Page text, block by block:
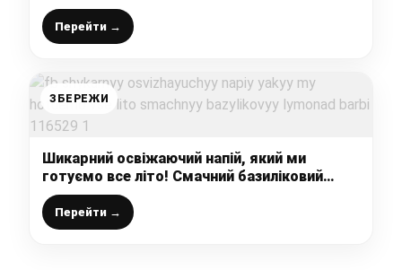
Перейти →
ЗБЕРЕЖИ
Шикарний освіжаючий напій, який ми
готуємо все літо! Смачний базиліковий
лимонад “Барбі”
Перейти →